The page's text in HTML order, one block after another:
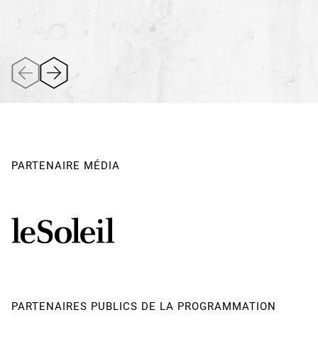
PARTENAIRE MÉDIA
PARTENAIRES PUBLICS DE LA PROGRAMMATION